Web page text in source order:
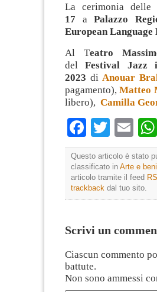
La cerimonia
17 aPalazzo
European
Al Teatro
delFestival Jazz
2023 diAnouar
pagamento),Matteo
libero), Camilla
Facebook
Twitter
Questo articolo è stato
classificato in Arte e
articolo tramite il feed
trackback dal tuo sito.
Scrivi un
Ciascun commento
battute.
Non sono ammessi